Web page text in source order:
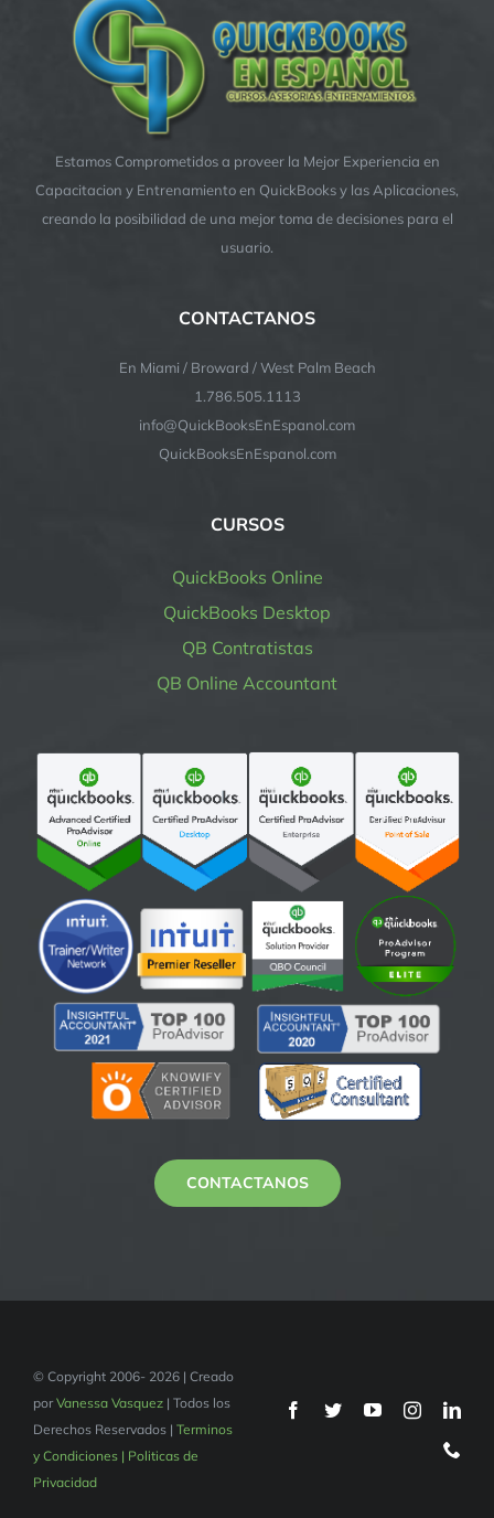
Estamos Comprometidos a proveer la Mejor Experiencia en
Capacitacion y Entrenamiento en QuickBooks y las Aplicaciones,
creando la posibilidad de una mejor toma de decisiones para el
usuario.
CONTACTANOS
En Miami / Broward / West Palm Beach
1.786.505.1113
info@QuickBooksEnEspanol.com
QuickBooksEnEspanol.com
CURSOS
QuickBooks Online
QuickBooks Desktop
QB Contratistas
QB Online Accountant
CONTACTANOS
© Copyright 2006- 2026 | Creado
porVanessa Vasquez| Todos los
Derechos Reservados | Terminos
y Condiciones | Politicas de
Privacidad